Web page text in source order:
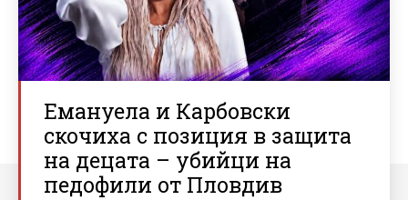
Емануела и Карбовски
скочиха с позиция в защита
на децата – убийци на
педофили от Пловдив